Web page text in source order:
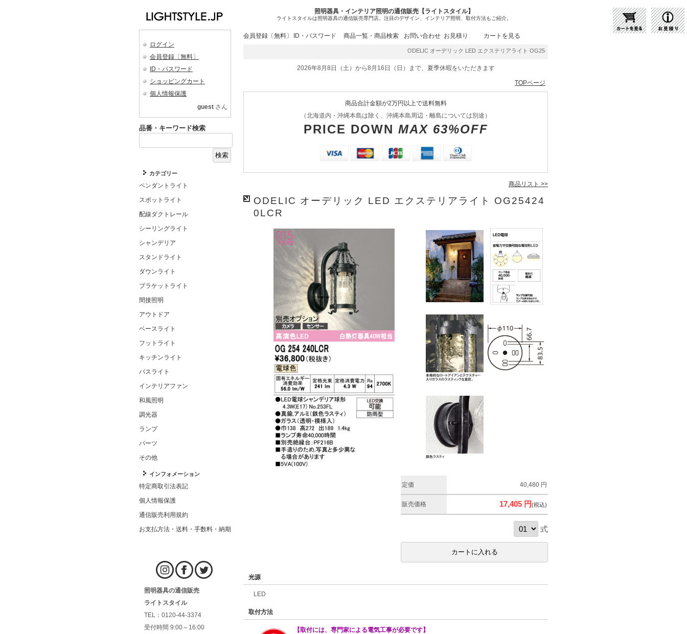
照明器具・インテリア照明の通信販売【ライトスタイル】
ライトスタイルは照明器具の通信販売専門店。注目のデザイン、インテリア照明、取付方法もご紹介。
ログイン
会員登録〔無料〕
ID・パスワード
ショッピングカート
個人情報保護
guest さん
品番・キーワード検索
カテゴリー
ペンダントライト
スポットライト
配線ダクトレール
シーリングライト
シャンデリア
スタンドライト
ダウンライト
ブラケットライト
間接照明
アウトドア
ベースライト
フットライト
キッチンライト
バスライト
インテリアファン
和風照明
調光器
ランプ
パーツ
その他
インフォメーション
特定商取引法表記
個人情報保護
通信販売利用規約
お支払方法・送料・手数料・納期
照明器具の通信販売
ライトスタイル
TEL：0120-44-3374
受付時間 9:00～16:00
会員登録〔無料〕 ID・パスワード 商品一覧・商品検索 お問い合わせ お見積り カートを見る
ODELIC オーデリック LED エクステリアライト OG254240LCR | 商品紹介 | 照明器具の通販・インテリア照明の
2026年8月8日（土）から8月16日（日）まで、夏季休暇をいただきます
TOPページ
商品合計金額が2万円以上で送料無料
（北海道内・沖縄本島は除く、沖縄本島周辺・離島については別途）
PRICE DOWN MAX 63%OFF
商品リスト >>
ODELIC オーデリック LED エクステリアライト OG25424
0LCR
定価 40,480 円
販売価格 17,405 円(税込)
式
光源
LED
取付方法
【取付には、専門家による電気工事が必要です】